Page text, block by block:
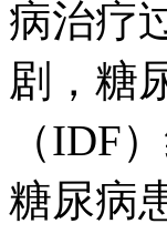
病治疗
剧，糖
（IDF
糖尿病